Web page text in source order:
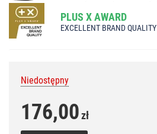
PLUS X AWARD
EXCELLENT BRAND QUALITY
Niedostępny
176,00zł